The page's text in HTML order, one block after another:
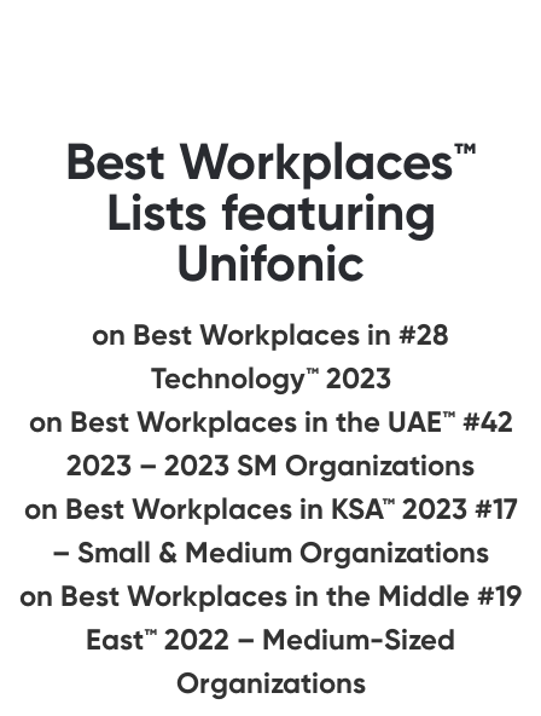
Best Workplaces™
Lists featuring
Unifonic
#28 on Best Workplaces in
Technology™ 2023
#42 on Best Workplaces in the UAE™
2023 – 2023 SM Organizations
#17 on Best Workplaces in KSA™ 2023
– Small & Medium Organizations
#19 on Best Workplaces in the Middle
East™ 2022 – Medium-Sized
Organizations